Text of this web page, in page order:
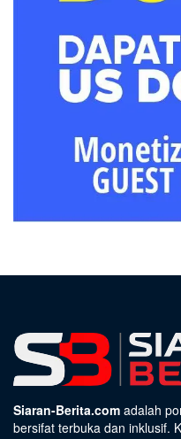
Siaran-Berita.com adalah
bersifat terbuka dan inklusif.